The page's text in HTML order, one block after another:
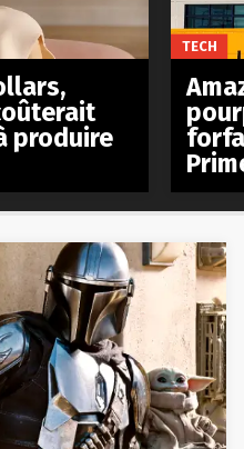
produire
TECH